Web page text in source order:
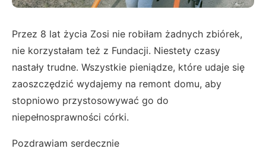
Przez 8 lat życia Zosi nie robiłam żadnych zbiórek,
nie korzystałam też z Fundacji. Niestety czasy
nastały trudne. Wszystkie pieniądze, które udaje się
zaoszczędzić wydajemy na remont domu, aby
stopniowo przystosowywać go do
niepełnosprawności córki.
Pozdrawiam serdecznie